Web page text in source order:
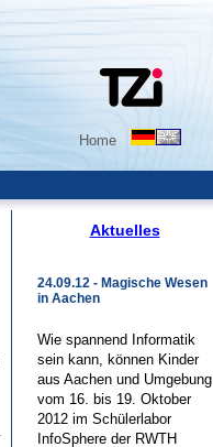
Home
Aktuelles
24.09.12 - Magische Wesen
in Aachen
Wie spannend Informatik
sein kann, können Kinder
aus Aachen und Umgebung
vom 16. bis 19. Oktober
2012 im Schülerlabor
InfoSphere der RWTH